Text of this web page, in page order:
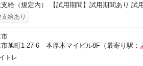
給（規定内） 【試用期間】試用期間あり 試
給あり
旭町1-27-6 本厚木マイビル8F（最寄り駅：
トレ